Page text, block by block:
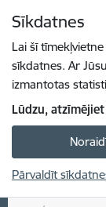
Sīkdatnes
Lai šī
sīkdatnes. Ar
izmantotas
Lūdzu,
Pārvaldīt